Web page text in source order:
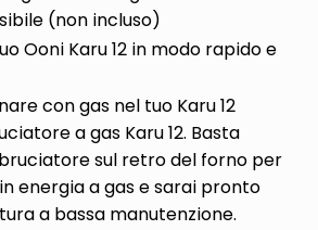
(non incluso)
Ooni Karu 12 in modo rapido e
con gas nel tuo Karu 12
a gas Karu 12. Basta
sul retro del forno per
energia a gas e sarai pronto
a bassa manutenzione.